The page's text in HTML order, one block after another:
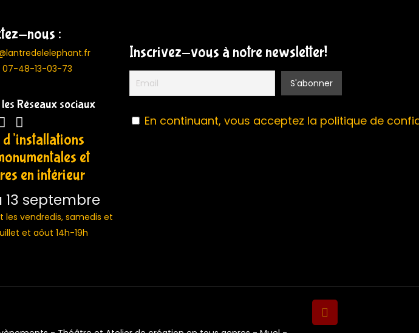
nous :
07-48-13-03-73
Réseaux sociaux
et
en intérieur
13 septembre
les vendredis, samedis et
et aôut 14h-19h
Inscrivez-vous à notre newsletter!
En continuant, vous acceptez la politique de